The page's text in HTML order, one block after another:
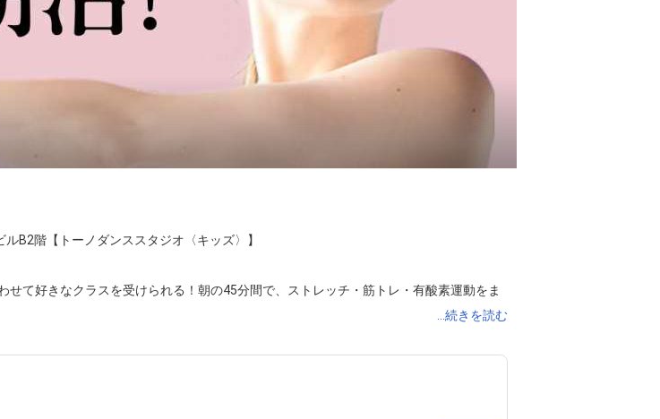
B2階【トーノダンススタジオ〈キッズ〉】
せて好きなクラスを受けられる！朝の45分間で、ストレッチ・筋トレ・有酸素運動をま
ズクラスがあります♪プロフェッショナルなインストラクターが楽しく身体を動かして１
...続きを読む